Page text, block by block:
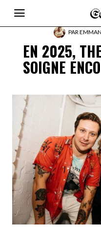
PAR
EN 2025,
SOIGNE